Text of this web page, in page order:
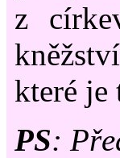
z
které je
PS: